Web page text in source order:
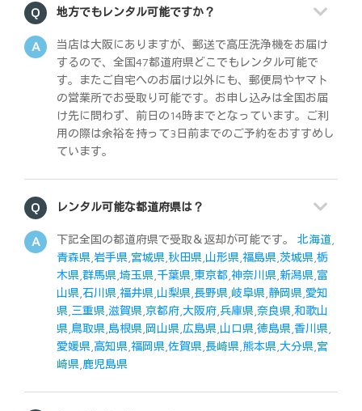
地方でもレンタル可能ですか？
当店は大阪にありますが、郵送で高圧洗浄機をお届け
するので、全国47都道府県どこでもレンタル可能で
す。またご自宅へのお届け以外にも、郵便局やヤマト
の営業所でお受取り可能です。お申し込みは全国お届
け先に問わず、前日の14時までとなっています。ご利
用の際は余裕を持って3日前までのご予約をおすすめし
ています。
レンタル可能な都道府県は？
下記全国の都道府県で受取＆返却が可能です。 北海道
青森県 岩手県 宮城県 秋田県 山形県 福島県 茨城県 栃
木県 群馬県 埼玉県 千葉県 東京都 神奈川県 新潟県 富
山県 石川県 福井県 山梨県 長野県 岐阜県 静岡県 愛知
県 三重県 滋賀県 京都府 大阪府 兵庫県 奈良県 和歌山
県 鳥取県 島根県 岡山県 広島県 山口県 徳島県 香川県
愛媛県 高知県 福岡県 佐賀県 長崎県 熊本県 大分県 宮
崎県 鹿児島県